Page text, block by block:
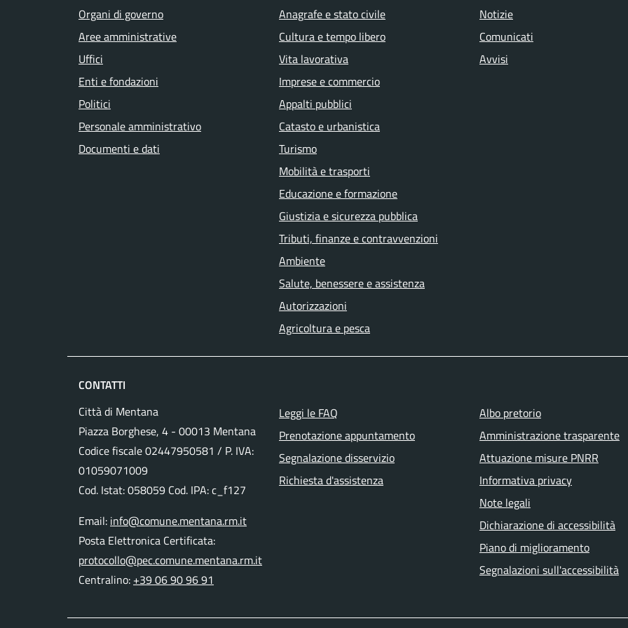
Organi di governo
Aree amministrative
Uffici
Enti e fondazioni
Politici
Personale amministrativo
Documenti e dati
Anagrafe e stato civile
Cultura e tempo libero
Vita lavorativa
Imprese e commercio
Appalti pubblici
Catasto e urbanistica
Turismo
Mobilità e trasporti
Educazione e formazione
Giustizia e sicurezza pubblica
Tributi, finanze e contravvenzioni
Ambiente
Salute, benessere e assistenza
Autorizzazioni
Agricoltura e pesca
Notizie
Comunicati
Avvisi
CONTATTI
Città di Mentana
Piazza Borghese, 4 - 00013 Mentana
Codice fiscale02447950581 / P. IVA:
01059071009
Cod. Istat: 058059 Cod. IPA: c_f127
Email: info@comune.mentana.rm.it
Posta Elettronica Certificata:
protocollo@pec.comune.mentana.rm.it
Centralino: +39 06 90 96 91
Leggi le FAQ
Prenotazione appuntamento
Segnalazione disservizio
Richiesta d'assistenza
Albo pretorio
Amministrazione trasparente
Attuazione misure PNRR
Informativa privacy
Note legali
Dichiarazione di accessibilità
Piano di miglioramento
Segnalazioni sull'accessibilità